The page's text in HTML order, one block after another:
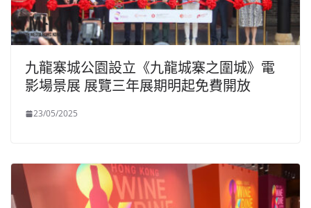
九龍寨城公園設立《九龍城寨之圍城》電
影場景展 展覽三年展期明起免費開放
23/05/2025